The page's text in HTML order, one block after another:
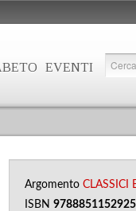
EVENTI
Argomento CLASSICI
ISBN 9788851152925